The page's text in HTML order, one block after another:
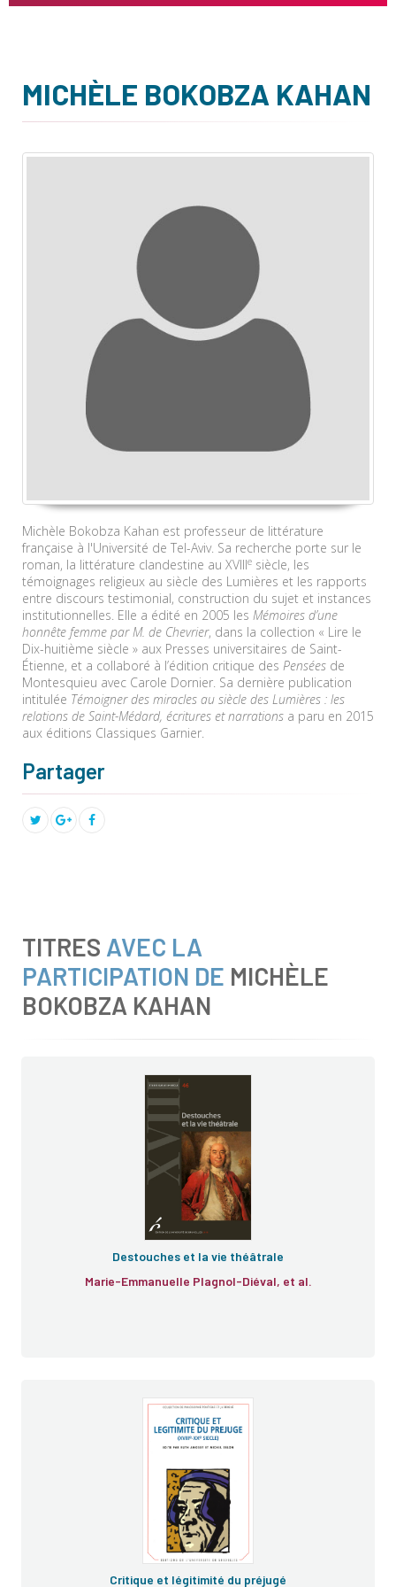
MICHÈLE BOKOBZA KAHAN
Michèle Bokobza Kahan est professeur de littérature
française à l'Université de Tel-Aviv. Sa recherche porte sur le
roman, la littérature clandestine au XVIIIe siècle, les
témoignages religieux au siècle des Lumières et les rapports
entre discours testimonial, construction du sujet et instances
institutionnelles. Elle a édité en 2005 les Mémoires d’une
honnête femme par M. de Chevrier, dans la collection « Lire le
Dix-huitième siècle » aux Presses universitaires de Saint-
Étienne, et a collaboré à l’édition critique des Pensées de
Montesquieu avec Carole Dornier. Sa dernière publication
intitulée Témoigner des miracles au siècle des Lumières : les
relations de Saint-Médard, écritures et narrations a paru en 2015
aux éditions Classiques Garnier.
Partager
TITRES AVEC LA
PARTICIPATION DE MICHÈLE
BOKOBZA KAHAN
Destouches et la vie théâtrale
Marie-Emmanuelle Plagnol-Diéval, et al.
Critique et légitimité du préjugé